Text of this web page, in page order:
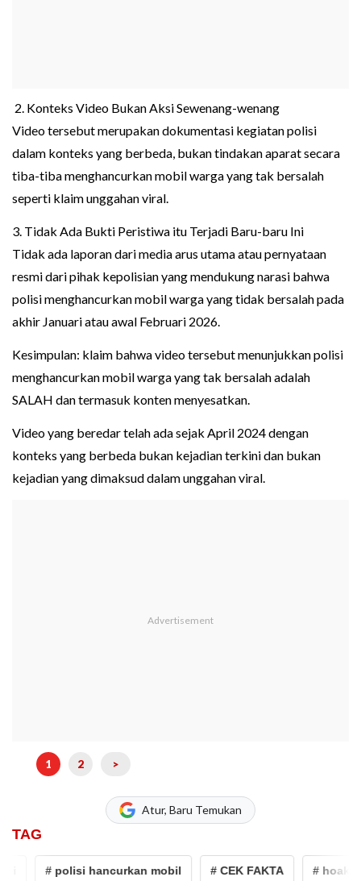
2. Konteks Video Bukan Aksi Sewenang-wenang
Video tersebut merupakan dokumentasi kegiatan polisi
dalam konteks yang berbeda, bukan tindakan aparat secara
tiba-tiba menghancurkan mobil warga yang tak bersalah
seperti klaim unggahan viral.
3. Tidak Ada Bukti Peristiwa itu Terjadi Baru-baru Ini
Tidak ada laporan dari media arus utama atau pernyataan
resmi dari pihak kepolisian yang mendukung narasi bahwa
polisi menghancurkan mobil warga yang tidak bersalah pada
akhir Januari atau awal Februari 2026.
Kesimpulan: klaim bahwa video tersebut menunjukkan polisi
menghancurkan mobil warga yang tak bersalah adalah
SALAH dan termasuk konten menyesatkan.
Video yang beredar telah ada sejak April 2024 dengan
konteks yang berbeda bukan kejadian terkini dan bukan
kejadian yang dimaksud dalam unggahan viral.
1 2 >
Atur, Baru Temukan
TAG
# polisi hancurkan mobil # CEK FAKTA # hoaks